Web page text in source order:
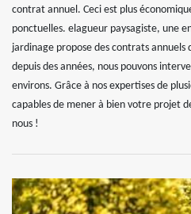
contrat annuel. Ceci est plus
ponctuelles. elagueur paysagiste, une
jardinage propose des contrats annuels
depuis des années, nous pouvons
environs. Grâce à nos expertises de
capables de mener à bien votre projet
nous !